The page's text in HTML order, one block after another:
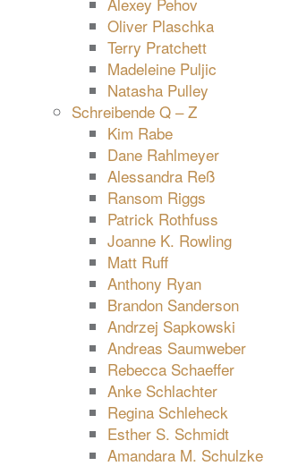
Oliver Plaschka
Terry Pratchett
Madeleine Puljic
Natasha Pulley
Schreibende Q – Z
Kim Rabe
Dane Rahlmeyer
Alessandra Reß
Ransom Riggs
Patrick Rothfuss
Joanne K. Rowling
Matt Ruff
Anthony Ryan
Brandon Sanderson
Andrzej Sapkowski
Andreas Saumweber
Rebecca Schaeffer
Anke Schlachter
Regina Schleheck
Esther S. Schmidt
Amandara M. Schulzke